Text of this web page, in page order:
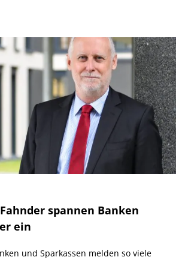
spannen Banken
ein
und Sparkassen melden so viele